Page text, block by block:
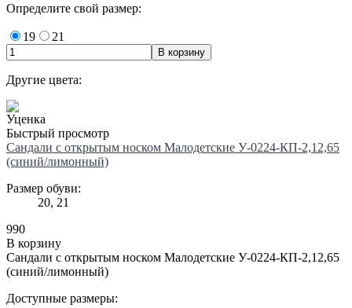
Определите свой размер:
19 21
Другие цвета:
Уценка
Быстрый просмотр
Сандали с открытым носком Малодетские У-0224-КП-2,12,65
(синий/лимонный)
Размер обуви:
20, 21
990
В корзину
Сандали с открытым носком Малодетские У-0224-КП-2,12,65
(синий/лимонный)
Доступные размеры: